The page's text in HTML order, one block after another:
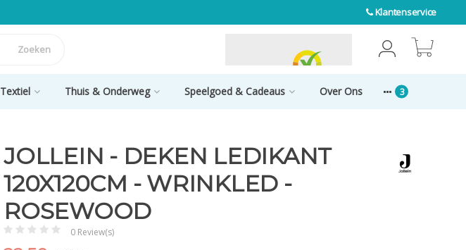
Klantenservice
Zoeken
Textiel Thuis & Onderweg Speelgoed & Cadeaus Over Ons
JOLLEIN - DEKEN LEDIKANT
120X120CM - WRINKLED -
ROSEWOOD
0 Review(s)